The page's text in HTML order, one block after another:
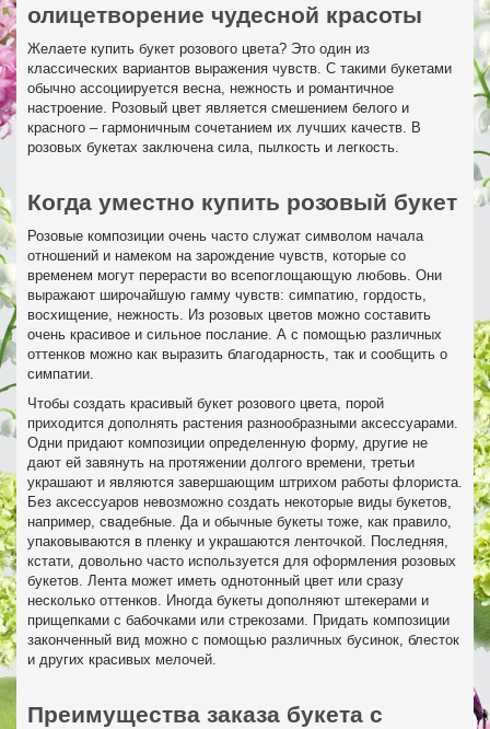
олицетворение чудесной красоты
Желаете купить букет розового цвета? Это один из
классических вариантов выражения чувств. С такими букетами
обычно ассоциируется весна, нежность и романтичное
настроение. Розовый цвет является смешением белого и
красного – гармоничным сочетанием их лучших качеств. В
розовых букетах заключена сила, пылкость и легкость.
Когда уместно купить розовый букет
Розовые композиции очень часто служат символом начала
отношений и намеком на зарождение чувств, которые со
временем могут перерасти во всепоглощающую любовь. Они
выражают широчайшую гамму чувств: симпатию, гордость,
восхищение, нежность. Из розовых цветов можно составить
очень красивое и сильное послание. А с помощью различных
оттенков можно как выразить благодарность, так и сообщить о
симпатии.
Чтобы создать красивый букет розового цвета, порой
приходится дополнять растения разнообразными аксессуарами.
Одни придают композиции определенную форму, другие не
дают ей завянуть на протяжении долгого времени, третьи
украшают и являются завершающим штрихом работы флориста.
Без аксессуаров невозможно создать некоторые виды букетов,
например, свадебные. Да и обычные букеты тоже, как правило,
упаковываются в пленку и украшаются ленточкой. Последняя,
кстати, довольно часто используется для оформления розовых
букетов. Лента может иметь однотонный цвет или сразу
несколько оттенков. Иногда букеты дополняют штекерами и
прищепками с бабочками или стрекозами. Придать композиции
законченный вид можно с помощью различных бусинок, блесток
и других красивых мелочей.
Преимущества заказа букета с